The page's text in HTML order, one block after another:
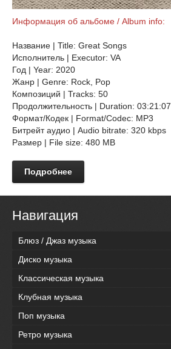
Информация об альбоме / Album info:
Название | Title: Great Songs
Исполнитель | Executor: VA
Год | Year: 2020
Жанр | Genre: Rock, Pop
Композиций | Tracks: 50
Продолжительность | Duration: 03:21:07
Формат/Кодек | Format/Codec: MP3
Битрейт аудио | Audio bitrate: 320 kbps
Размер | File size: 480 MB
Подробнее
Навигация
Блюз / Джаз музыка
Диско музыка
Классическая музыка
Клубная музыка
Поп музыка
Ретро музыка